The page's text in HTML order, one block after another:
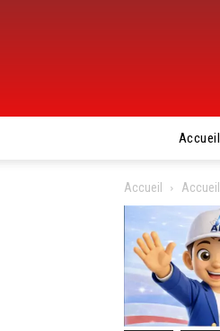
Accueil
Accueil Accueil